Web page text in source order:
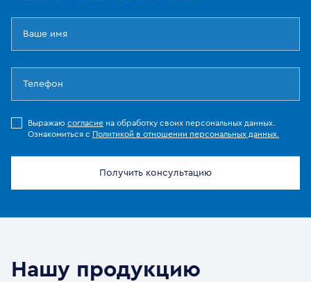
Выражаю согласие на обработку своих персональных данных.
Ознакомиться с Политикой в отношении персональных данных.
Получить консультацию
Нашу продукцию